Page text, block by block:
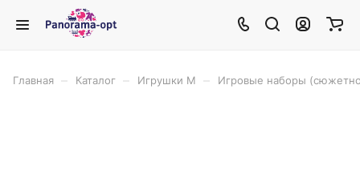
Главная Каталог Игрушки М Игровые наборы